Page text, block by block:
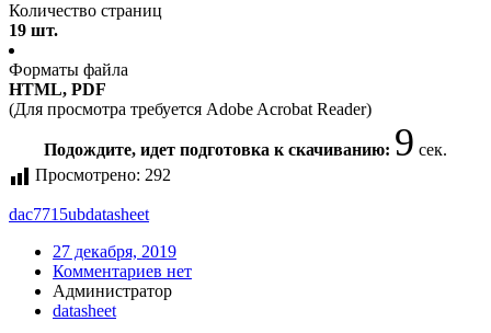
Количество страниц
19 шт.
Форматы файла
HTML, PDF
(Для просмотра требуется Adobe Acrobat Reader)
Подождите, идет подготовка к скачиванию: 8 сек.
Просмотрено: 292
dac7715ubdatasheet
27 декабря, 2019
Комментариев нет
Администратор
datasheet